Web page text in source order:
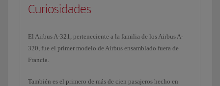
Curiosidades
El Airbus A-321, perteneciente a la familia de los Airbus A-
320, fue el primer modelo de Airbus ensamblado fuera de
Francia.
También es el primero de más de cien pasajeros hecho en